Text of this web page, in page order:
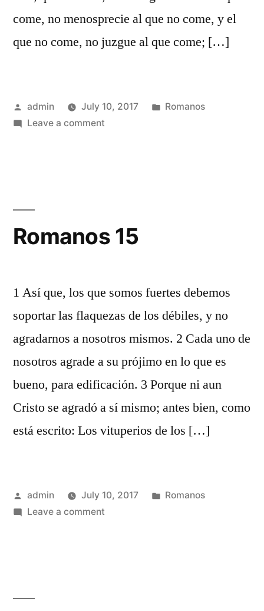
come, no menosprecie al que no come, y el
que no come, no juzgue al que come; […]
Posted
by
admin July 10, 2017
Posted
Romanos
Leave a commenton
Romanos 15
1 Así que, los que somos fuertes debemos
soportar las flaquezas de los débiles, y no
agradarnos a nosotros mismos. 2 Cada uno de
nosotros agrade a su prójimo en lo que es
bueno, para edificación. 3 Porque ni aun
Cristo se agradó a sí mismo; antes bien, como
está escrito: Los vituperios de los […]
Posted
by
admin July 10, 2017
Posted
Romanos
Leave a commenton